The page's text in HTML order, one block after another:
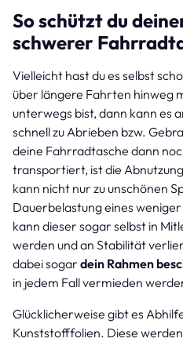
So schützt du
schwerer
Vielleicht hast du es selbst
über längere Fahrten hinweg
unterwegs bist, dann kann es
schnell zu Abrieben bzw.
deine Fahrradtasche dann
transportiert, ist die
kann nicht nur zu unschönen
Dauerbelastung eines
kann dieser sogar selbst in
werden und an Stabilität
dabei sogar dein Rahmen
in jedem Fall vermieden
Glücklicherweise gibt es
Kunststofffolien. Diese werden